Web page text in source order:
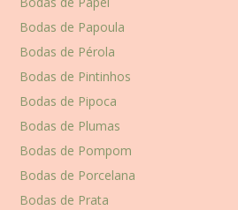
Bodas de Papoula
Bodas de Pérola
Bodas de Pintinhos
Bodas de Pipoca
Bodas de Plumas
Bodas de Pompom
Bodas de Porcelana
Bodas de Prata